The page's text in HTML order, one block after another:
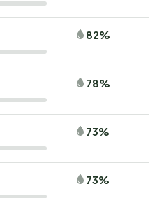
82%
78%
73%
73%